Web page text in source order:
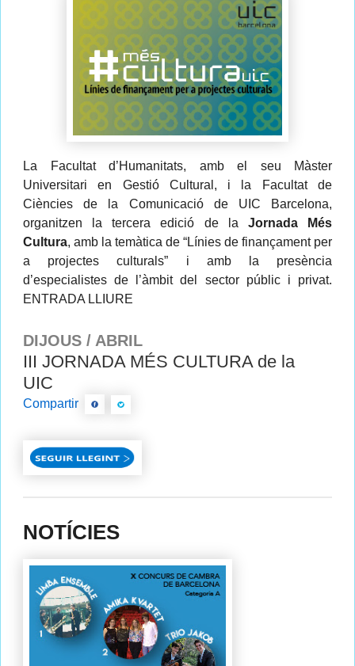
La Facultat d’Humanitats, amb el seu Màster
Universitari en Gestió Cultural, i la Facultat de
Ciències de la Comunicació de UIC Barcelona,
organitzen la tercera edició de la Jornada Més
Cultura, amb la temàtica de “Línies de finançament per
a projectes culturals” i amb la presència
d’especialistes de l’àmbit del sector públic i privat.
ENTRADA LLIURE
DIJOUS / ABRIL
III JORNADA MÉS CULTURA de la
UIC
Compartir
NOTÍCIES